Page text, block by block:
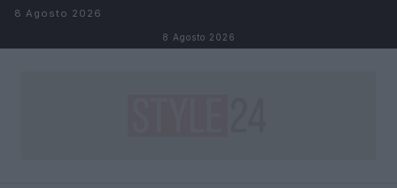
Salta al contenuto
8 Agosto 2026
8 Agosto 2026